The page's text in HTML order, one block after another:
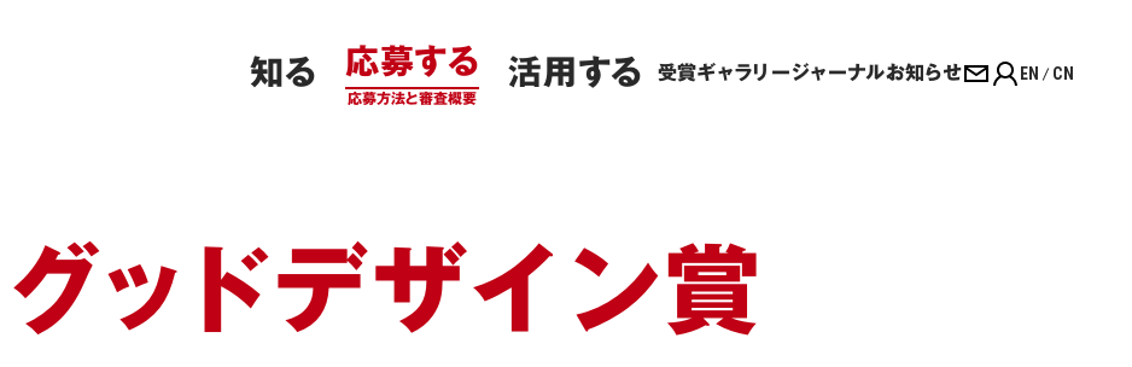
知る 応募する
応募方法と審査概要
活用する 受賞ギャラリージャーナルお知らせ EN CN
グッドデザイン賞